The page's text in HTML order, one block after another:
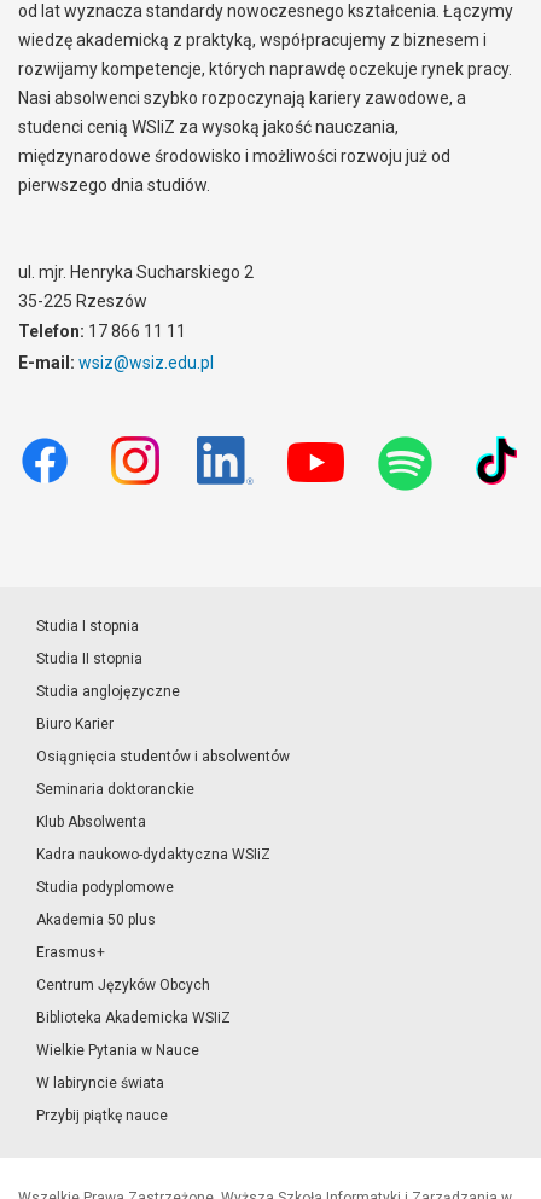
od lat wyznacza standardy nowoczesnego kształcenia. Łączymy
wiedzę akademicką z praktyką, współpracujemy z biznesem i
rozwijamy kompetencje, których naprawdę oczekuje rynek pracy.
Nasi absolwenci szybko rozpoczynają kariery zawodowe, a
studenci cenią WSIiZ za wysoką jakość nauczania,
międzynarodowe środowisko i możliwości rozwoju już od
pierwszego dnia studiów.
ul. mjr. Henryka Sucharskiego 2
35-225 Rzeszów
Telefon: 17 866 11 11
E-mail: wsiz@wsiz.edu.pl
Studia I stopnia
Studia II stopnia
Studia anglojęzyczne
Biuro Karier
Osiągnięcia studentów i absolwentów
Seminaria doktoranckie
Klub Absolwenta
Kadra naukowo-dydaktyczna WSIiZ
Studia podyplomowe
Akademia 50 plus
Erasmus+
Centrum Języków Obcych
Biblioteka Akademicka WSIiZ
Wielkie Pytania w Nauce
W labiryncie świata
Przybij piątkę nauce